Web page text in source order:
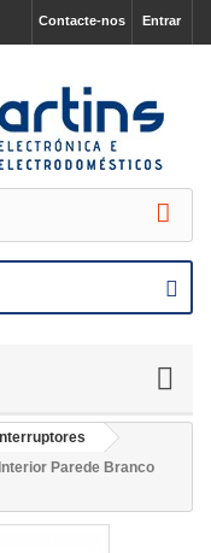
Entrar
Contacte-nos
Parede Branco